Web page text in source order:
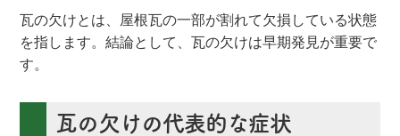
瓦の欠けとは、屋根瓦の一部が割れて欠損している状態
を指します。結論として、瓦の欠けは早期発見が重要で
す。
瓦の欠けの代表的な症状